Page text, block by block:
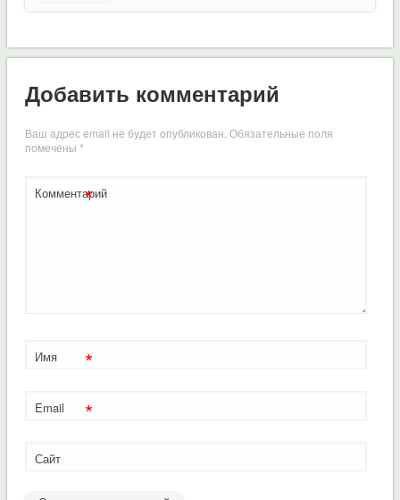
Добавить комментарий
Ваш адрес email не будет опубликован. Обязательные поля
помечены *
Комментарий
*
Имя *
Email *
Сайт